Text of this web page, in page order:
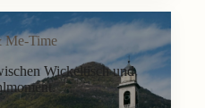
Me-Time
Wickeltisch und